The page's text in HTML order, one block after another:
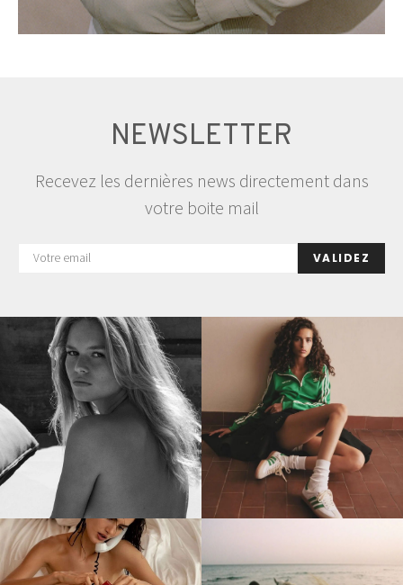
NEWSLETTER
Recevez les dernières news directement dans
votre boite mail
VALIDEZ